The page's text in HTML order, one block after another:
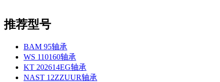
推荐型号
BAM 95轴承
WS 110160轴承
KT 202614EG轴承
NAST 12ZZUUR轴承